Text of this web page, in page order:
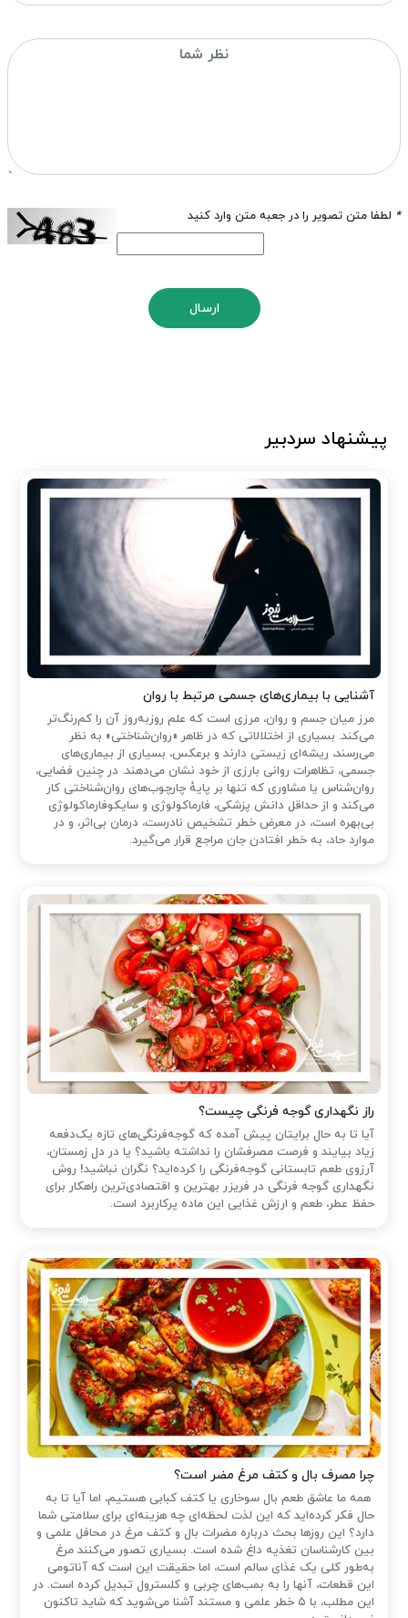
* لطفا متن تصویر را در جعبه متن وارد کنید
ارسال
پیشنهاد سردبیر
آشنایی با بیماری‌های جسمی مرتبط با روان
مرز میان جسم و روان، مرزی است که علم روزبه‌روز آن را کم‌رنگ‌تر
می‌کند. بسیاری از اختلالاتی که در ظاهر «روان‌شناختی» به نظر
می‌رسند، ریشه‌ای زیستی دارند و برعکس، بسیاری از بیماری‌های
جسمی، تظاهرات روانی بارزی از خود نشان می‌دهند. در چنین فضایی،
روان‌شناس یا مشاوری که تنها بر پایهٔ چارچوب‌های روان‌شناختی کار
می‌کند و از حداقل دانش پزشکی، فارماکولوژی و سایکوفارماکولوژی
بی‌بهره است، در معرض خطر تشخیص نادرست، درمان بی‌اثر، و در
موارد حاد، به خطر افتادن جان مراجع قرار می‌گیرد.
راز نگهداری گوجه فرنگی چیست؟
آیا تا به حال برایتان پیش آمده که گوجه‌فرنگی‌های تازه یک‌دفعه
زیاد بیایند و فرصت مصرفشان را نداشته باشید؟ یا در دل زمستان،
آرزوی طعم تابستانی گوجه‌فرنگی را کرده‌اید؟ نگران نباشید! روش
نگهداری گوجه فرنگی در فریزر بهترین و اقتصادی‌ترین راهکار برای
حفظ عطر، طعم و ارزش غذایی این ماده پرکاربرد است.
چرا مصرف بال و کتف مرغ مضر است؟
همه ما عاشق طعم بال سوخاری یا کتف کبابی هستیم، اما آیا تا به
حال فکر کرده‌اید که این لذت لحظه‌ای چه هزینه‌ای برای سلامتی شما
دارد؟ این روزها بحث درباره مضرات بال و کتف مرغ در محافل علمی و
بین کارشناسان تغذیه داغ شده است. بسیاری تصور می‌کنند مرغ
به‌طور کلی یک غذای سالم است، اما حقیقت این است که آناتومی
این قطعات، آنها را به بمب‌های چربی و کلسترول تبدیل کرده است. در
این مطلب، با ۵ خطر علمی و مستند آشنا می‌شوید که شاید تاکنون